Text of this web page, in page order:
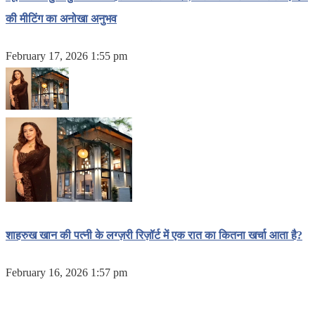
की मीटिंग का अनोखा अनुभव
February 17, 2026 1:55 pm
शाहरुख खान की पत्नी के लग्ज़री रिज़ॉर्ट में एक रात का कितना खर्चा आता है?
February 16, 2026 1:57 pm